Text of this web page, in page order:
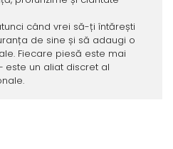
când vrei să-ți întărești
de sine și să adaugi o
Fiecare piesă este mai
este un aliat discret al